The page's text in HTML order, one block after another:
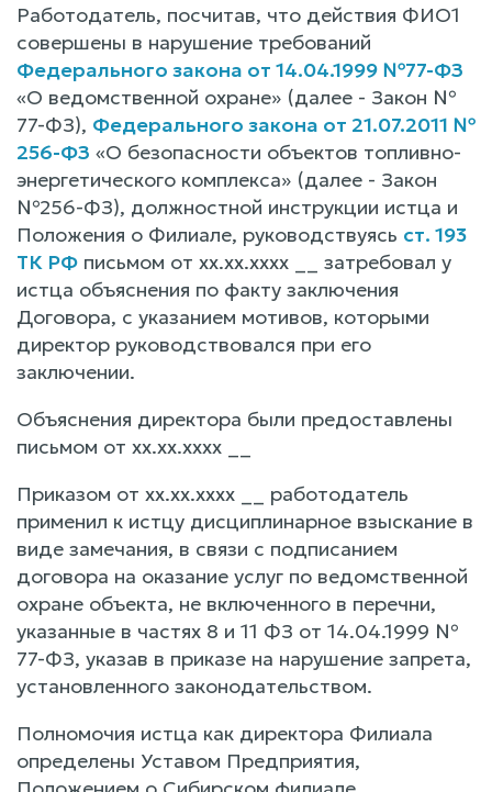
Работодатель, посчитав, что действия ФИО1
совершены в нарушение требований
Федерального закона от 14.04.1999 №77-ФЗ
«О ведомственной охране» (далее - Закон №
77-ФЗ), Федерального закона от 21.07.2011 №
256-ФЗ «О безопасности объектов топливно-
энергетического комплекса» (далее - Закон
№256-ФЗ), должностной инструкции истца и
Положения о Филиале, руководствуясь ст. 193
ТК РФ письмом от xx.xx.xxxx __ затребовал у
истца объяснения по факту заключения
Договора, с указанием мотивов, которыми
директор руководствовался при его
заключении.
Объяснения директора были предоставлены
письмом от xx.xx.xxxx __
Приказом от xx.xx.xxxx __ работодатель
применил к истцу дисциплинарное взыскание в
виде замечания, в связи с подписанием
договора на оказание услуг по ведомственной
охране объекта, не включенного в перечни,
указанные в частях 8 и 11 ФЗ от 14.04.1999 №
77-ФЗ, указав в приказе на нарушение запрета,
установленного законодательством.
Полномочия истца как директора Филиала
определены Уставом Предприятия,